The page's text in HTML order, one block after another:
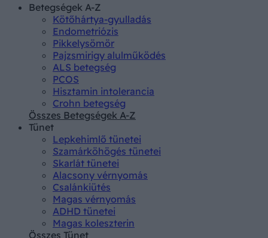
Betegségek A-Z
Kötőhártya-gyulladás
Endometriózis
Pikkelysömör
Pajzsmirigy alulműködés
ALS betegség
PCOS
Hisztamin intolerancia
Crohn betegség
Összes Betegségek A-Z
Tünet
Lepkehimlő tünetei
Szamárköhögés tünetei
Skarlát tünetei
Alacsony vérnyomás
Csalánkiütés
Magas vérnyomás
ADHD tünetei
Magas koleszterin
Összes Tünet